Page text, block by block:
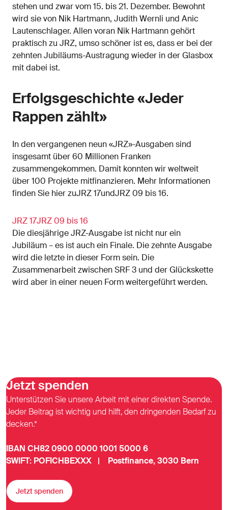
stehen und zwar vom 15. bis 21. Dezember. Bewohnt
wird sie von Nik Hartmann, Judith Wernli und Anic
Lautenschlager. Allen voran Nik Hartmann gehört
praktisch zu JRZ, umso schöner ist es, dass er bei der
zehnten Jubiläums-Austragung wieder in der Glasbox
mit dabei ist.
Erfolgsgeschichte «Jeder
Rappen zählt»
In den vergangenen neun «JRZ»-Ausgaben sind
insgesamt über 60 Millionen Franken
zusammengekommen. Damit konnten wir weltweit
über 100 Projekte mitfinanzieren. Mehr Informationen
finden Sie hier zuJRZ 17undJRZ 09 bis 16.
JRZ 17JRZ 09 bis 16
Die diesjährige JRZ-Ausgabe ist nicht nur ein
Jubiläum – es ist auch ein Finale. Die zehnte Ausgabe
wird die letzte in dieser Form sein. Die
Zusammenarbeit zwischen SRF 3 und der Glückskette
wird aber in einer neuen Form weitergeführt werden.
Jetzt spenden
Unterstützen Sie unsere Arbeit mit einer direkten Spende.
Jeder Beitrag ist wichtig und hilft, den dringenden Bedarf zu
decken.*
IBAN CH82 0900 0000 1001 5000 6
SWIFT: POFICHBEXXX | Postfinance, 3030 Bern
Jetzt spenden